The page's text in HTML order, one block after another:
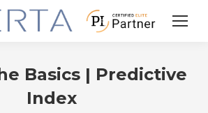
Basics | Predictive
Index